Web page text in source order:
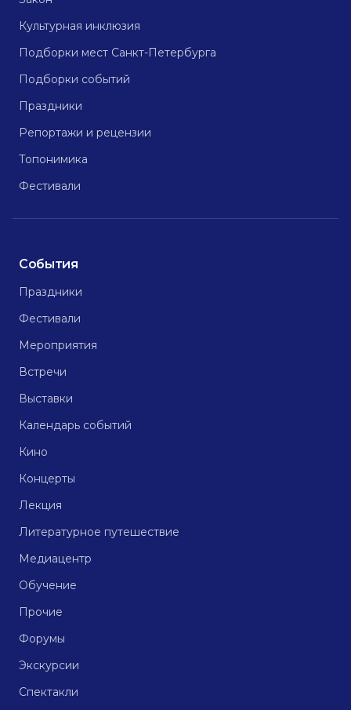
Культурная инклюзия
Подборки мест Санкт-Петербурга
Подборки событий
Праздники
Репортажи и рецензии
Топонимика
Фестивали
События
Праздники
Фестивали
Мероприятия
Встречи
Выставки
Календарь событий
Кино
Концерты
Лекция
Литературное путешествие
Медиацентр
Обучение
Прочие
Форумы
Экскурсии
Спектакли